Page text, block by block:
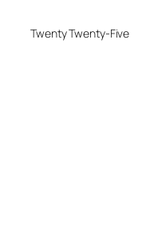
Twenty Twenty-Five